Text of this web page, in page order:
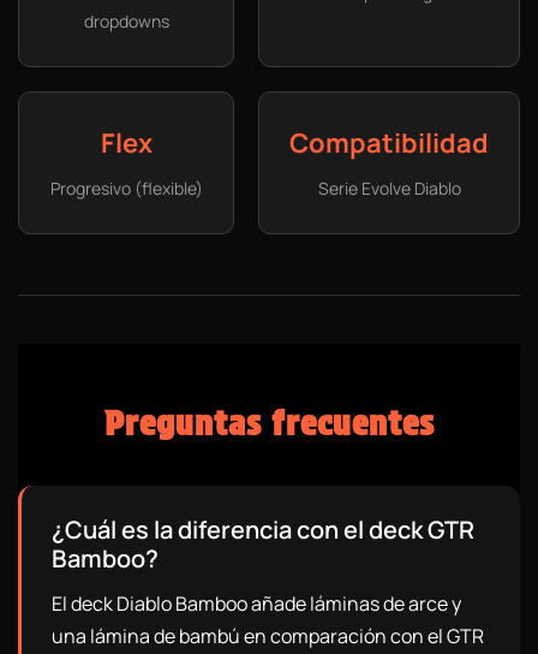
dropdowns
Flex
Progresivo (flexible)
Compatibilidad
Serie Evolve Diablo
Preguntas frecuentes
¿Cuál es la diferencia con el deck GTR
Bamboo?
El deck Diablo Bamboo añade láminas de arce y
una lámina de bambú en comparación con el GTR